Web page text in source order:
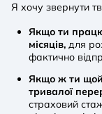
Я хочу звернути
Якщо ти
місяців, для
фактично
Якщо ж ти
тривалої
страховий